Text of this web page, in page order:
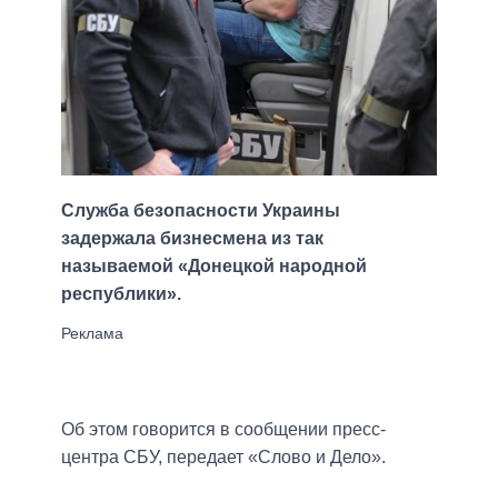
Служба безопасности Украины
задержала бизнесмена из так
называемой «Донецкой народной
республики».
Об этом говорится в сообщении пресс-
центра СБУ, передает «Слово и Дело».